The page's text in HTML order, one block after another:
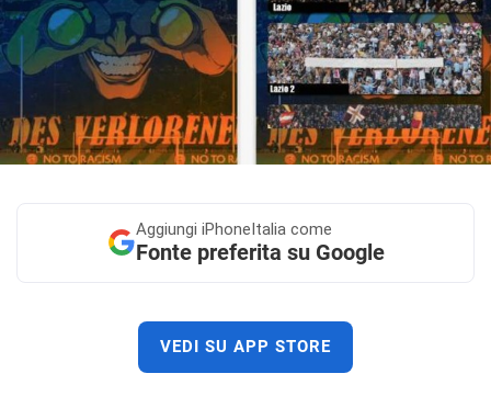
Aggiungi iPhoneItalia come
Fonte preferita su Google
VEDI SU APP STORE